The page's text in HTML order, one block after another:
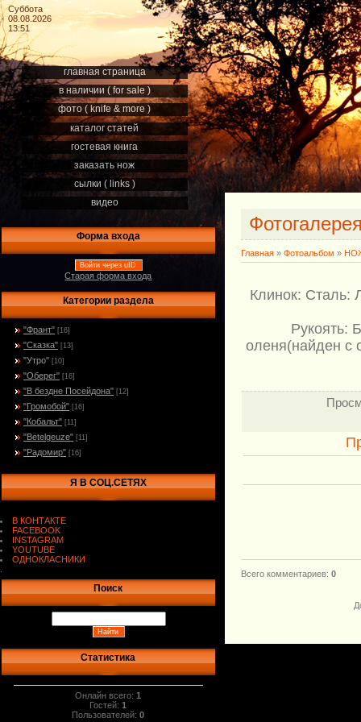
Суббота
08.08.2026
13:51
главная страница
в наличии ( for sale )
фото ( knife & more )
каталог статей
гостевая книга
заказать нож
сылки ( links )
видео
Форма входа
Войти через uID
Старая форма входа
Категории раздела
"Франт" [16]
"Сказка" [13]
"Утро" [10]
"Оберег" [16]
"В бездне Посейдона" [12]
"Громобой" [16]
"Кобальт" [11]
"Betelgeuze" [11]
"Радомир" [16]
Я В СОЦ.СЕТЯХ
В КОНТАКТЕ
FACEBOOK
INSTAGRAM
YOUTUBE
ОДНОКЛАСНИКИ
Поиск
Статистика
Онлайн всего:1
Гостей:1
Пользователей:0
Главная » Фотоальбом »
Клинок: Сталь:
Рукоять:
оленя(найден с
Всего комментариев: 0